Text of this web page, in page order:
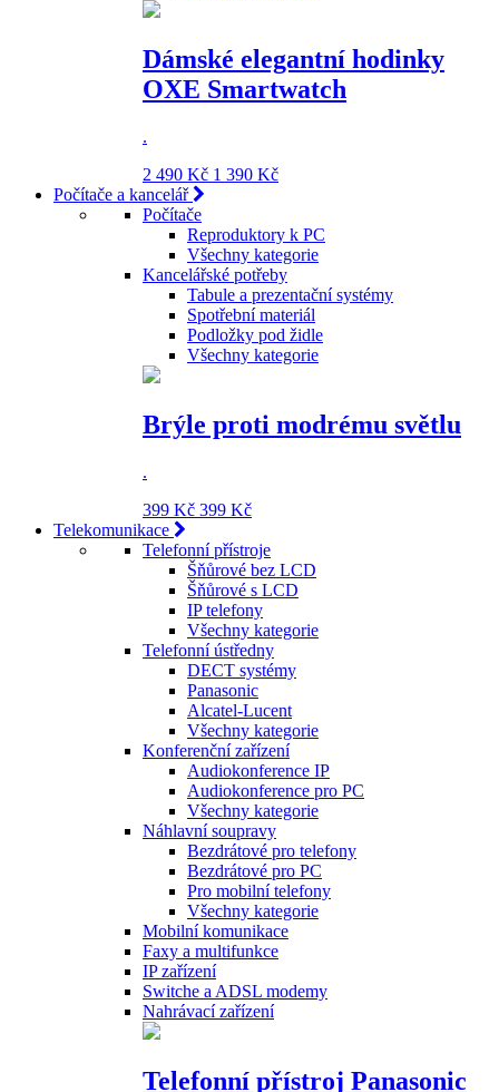
Dámské elegantní hodinky
OXE Smartwatch
.
2 490 Kč 1 390 Kč
Počítače a kancelář
Počítače
Reproduktory k PC
Všechny kategorie
Kancelářské potřeby
Tabule a prezentační systémy
Spotřební materiál
Podložky pod židle
Všechny kategorie
Brýle proti modrému světlu
.
399 Kč 399 Kč
Telekomunikace
Telefonní přístroje
Šňůrové bez LCD
Šňůrové s LCD
IP telefony
Všechny kategorie
Telefonní ústředny
DECT systémy
Panasonic
Alcatel-Lucent
Všechny kategorie
Konferenční zařízení
Audiokonference IP
Audiokonference pro PC
Všechny kategorie
Náhlavní soupravy
Bezdrátové pro telefony
Bezdrátové pro PC
Pro mobilní telefony
Všechny kategorie
Mobilní komunikace
Faxy a multifunkce
IP zařízení
Switche a ADSL modemy
Nahrávací zařízení
Telefonní přístroj Panasonic